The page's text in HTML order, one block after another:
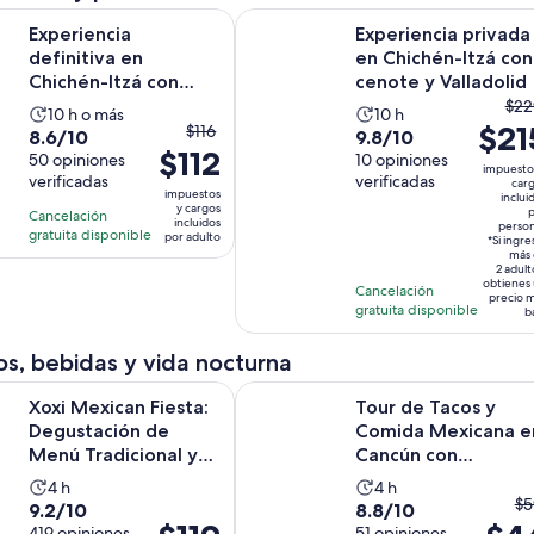
es
$88
por
Experiencia
definitiva en
Chichén-Itzá con
cenote y Valladolid
La
actividad
dura
10
horas
10 h o más
8.6
de
10
con
50
opiniones
8.6/10
50 opiniones
verificadas
Cancelación
gratuita disponible
El
precio
anterior
era
$116
y
$112
por
adulto
$116
$112
impuestos
y cargos
incluidos
por adulto
definitiva en Chichén-Itzá con cenote y Valladolid Se abrirá
Experiencia privada
en Chichén-Itzá con
cenote y Valladolid
La
actividad
dura
10
10 h
9.8
de
10
9.8/10
10 opiniones
verificadas
Cancelación
gratuita disponible
El
era
y
el
es
*Si
más
2
obtienes
precio
Experiencia privada en Chichén-
bebidas y vida nocturna
Xoxi Mexican Fiesta:
Degustación de
Menú Tradicional y
Tequila Open Bar
La
actividad
4 h
9.2
9.2/10
El
Fiesta: Degustación de Menú Tradicional y Tequila Open Bar
Tour de Tacos y
Comida Mexicana
Cancún con
Degustación de
Tequila
La
actividad
4 h
8.8
8.8/10
El
Tour de Tacos y Comida